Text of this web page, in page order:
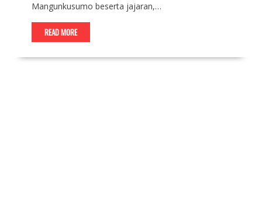
Mangunkusumo beserta jajaran,…
READ MORE